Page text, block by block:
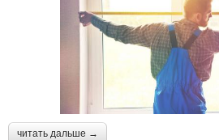
читать дальше →